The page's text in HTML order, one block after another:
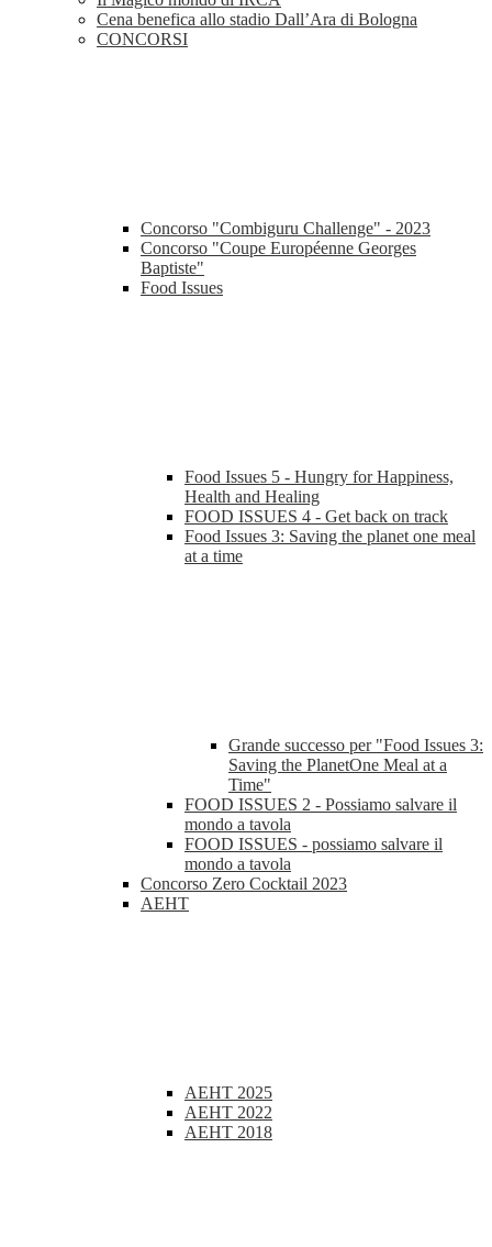
Cena benefica allo stadio Dall’Ara di Bologna
CONCORSI
Concorso "Combiguru Challenge" - 2023
Concorso "Coupe Européenne Georges
Baptiste"
Food Issues
Food Issues 5 - Hungry for Happiness,
Health and Healing
FOOD ISSUES 4 - Get back on track
Food Issues 3: Saving the planet one meal
at a time
Grande successo per "Food Issues 3:
Saving the PlanetOne Meal at a
Time"
FOOD ISSUES 2 - Possiamo salvare il
mondo a tavola
FOOD ISSUES - possiamo salvare il
mondo a tavola
Concorso Zero Cocktail 2023
AEHT
AEHT 2025
AEHT 2022
AEHT 2018